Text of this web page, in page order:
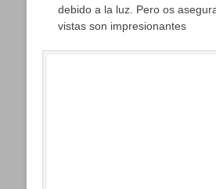
debido a la luz. Pero os
vistas son impresionantes